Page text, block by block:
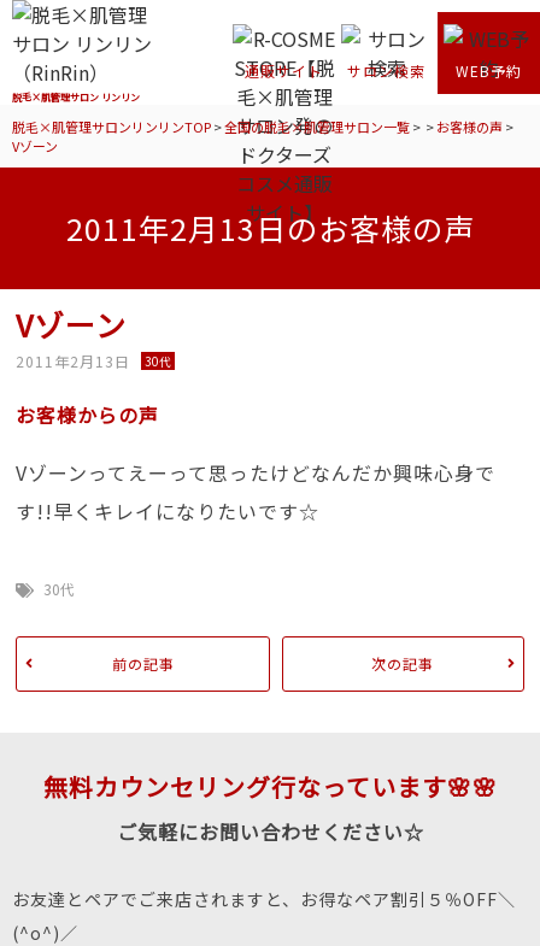
脱毛×肌管理サロン リンリン
通販サイト サロン検索 WEB予約
脱毛×肌管理サロンリンリンTOP>全国の脱毛×肌管理サロン一覧> >お客様の声 >
Vゾーン
2011年2月13日のお客様の声
Vゾーン
2011年2月13日 30代
お客様からの声
Vゾーンってえーって思ったけどなんだか興味心身で
す!!早くキレイになりたいです☆
30代
前の記事 次の記事
無料カウンセリング行なっています🌸🌸
ご気軽にお問い合わせください☆
お友達とペアでご来店されますと、お得なペア割引５％OFF＼
(^o^)／